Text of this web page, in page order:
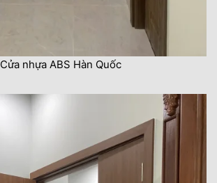
Cửa nhựa ABS Hàn Quốc